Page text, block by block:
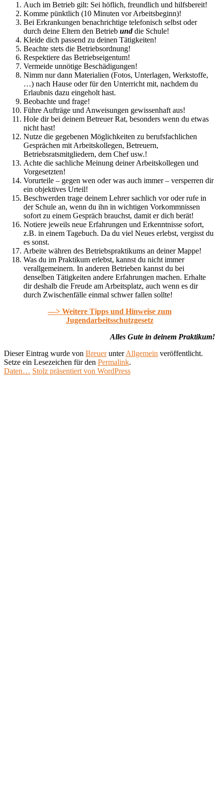
Auch im Betrieb gilt: Sei höflich, freundlich und hilfsbereit!
Komme pünktlich (10 Minuten vor Arbeitsbeginn)!
Bei Erkrankungen benachrichtige telefonisch selbst oder
durch deine Eltern den Betrieb und die Schule!
Kleide dich passend zu deinen Tätigkeiten!
Beachte stets die Betriebsordnung!
Respektiere das Betriebseigentum!
Vermeide unnötige Beschädigungen!
Nimm nur dann Materialien (Fotos, Unterlagen, Werkstoffe,
…) nach Hause oder für den Unterricht mit, nachdem du
Erlaubnis dazu eingeholt hast.
Beobachte und frage!
Führe Aufträge und Anweisungen gewissenhaft aus!
Hole dir bei deinem Betreuer Rat, besonders wenn du etwas
nicht hast!
Nutze die gegebenen Möglichkeiten zu berufsfachlichen
Gesprächen mit Arbeitskollegen, Betreuern,
Betriebsratsmitgliedern, dem Chef usw.!
Achte die sachliche Meinung deiner Arbeitskollegen und
Vorgesetzten!
Vorurteile – gegen wen oder was auch immer – versperren dir
ein objektives Urteil!
Beschwerden trage deinem Lehrer sachlich vor oder rufe in
der Schule an, wenn du ihn in wichtigen Vorkommnissen
sofort zu einem Gespräch brauchst, damit er dich berät!
Notiere jeweils neue Erfahrungen und Erkenntnisse sofort,
z.B. in einem Tagebuch. Da du viel Neues erlebst, vergisst du
es sonst.
Arbeite währen des Betriebspraktikums an deiner Mappe!
Was du im Praktikum erlebst, kannst du nicht immer
verallgemeinern. In anderen Betrieben kannst du bei
denselben Tätigkeiten andere Erfahrungen machen. Erhalte
dir deshalb die Freude am Arbeitsplatz, auch wenn es dir
durch Zwischenfälle einmal schwer fallen sollte!
—> Weitere Tipps und Hinweise zum
Jugendarbeitsschutzgesetz
Alles Gute in deinem Praktikum!
Dieser Eintrag wurde von BreuerunterAllgemein veröffentlicht.
Setze ein Lesezeichen für den Permalink.
Daten… Stolz präsentiert von WordPress